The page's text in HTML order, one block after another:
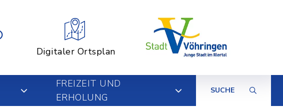
Digitaler Ortsplan
FREIZEIT UND
ERHOLUNG
SUCHE